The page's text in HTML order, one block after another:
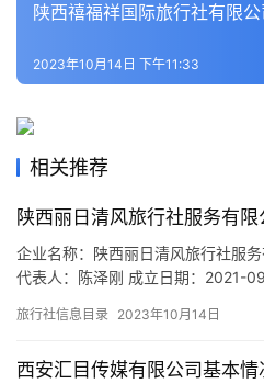
地
生
活
旅
城
市
陕西禧福祥国际旅行社有限公
2023年10月14日 下午11:33
相关推荐
陕西丽日清风旅行社服务有限
企业名称：陕西丽日清风旅行社服
代表人：陈泽刚 成立日期：2021-
区开元路南路明园小区11号楼1503
询；农村民间工艺及制品、休…
旅行社信息目录 2023年10月14日
西安汇目传媒有限公司基本